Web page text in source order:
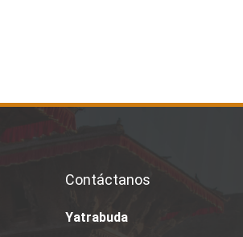
Contáctanos
Yatrabuda